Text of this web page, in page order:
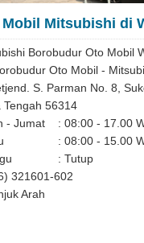
Mobil Mitsubishi di
Borobudur Oto Mobil
Oto Mobil -
S. Parman No. 8,
Tengah 56314
- Jumat
: 08:00 - 17.00
: 08:00 - 15.00
: Tutup
321601-602
Permana 082220298385
Arah